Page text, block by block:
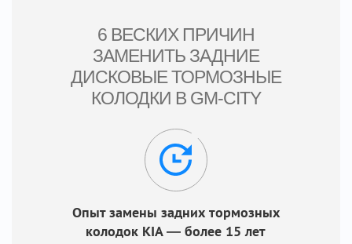
6 ВЕСКИХ ПРИЧИН
ЗАМЕНИТЬ ЗАДНИЕ
ДИСКОВЫЕ ТОРМОЗНЫЕ
КОЛОДКИ В GM-CITY
Опыт замены задних тормозных
колодок KIA — более 15 лет